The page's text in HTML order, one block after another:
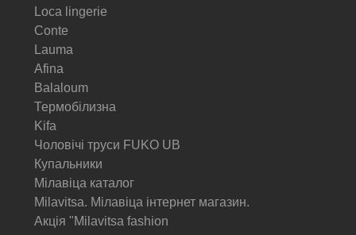
Loca lingerie
Conte
Lauma
Afina
Balaloum
Термобілизна
Kifa
Чоловічі труси FUKO UB
Купальники
Мілавіца каталог
Milavitsa. Мілавіца інтернет магазин.
Акція "Milavitsa fashion